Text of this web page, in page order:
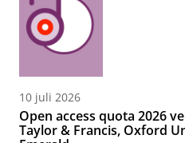
10 juli 2026
Open access quota 2026
Taylor & Francis, Oxford